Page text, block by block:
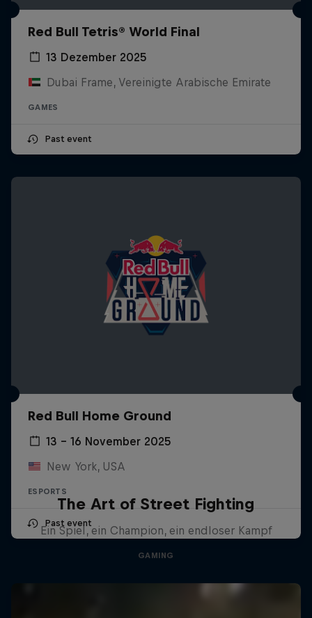
Red Bull Tetris® World Final
13 Dezember 2025
Dubai Frame, Vereinigte Arabische Emirate
GAMES
Past event
Red Bull Home Ground
13 – 16 November 2025
New York, USA
ESPORTS
Past event
The Art of Street Fighting
Ein Spiel, ein Champion, ein endloser Kampf
GAMING